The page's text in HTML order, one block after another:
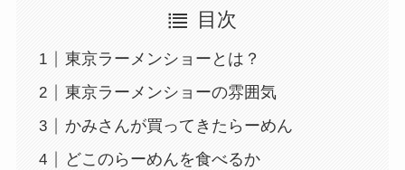
目次
東京ラーメンショーとは？
東京ラーメンショーの雰囲気
かみさんが買ってきたらーめん
どこのらーめんを食べるか